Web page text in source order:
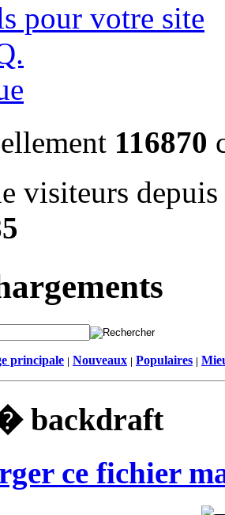
pour votre site
116870
visiteurs
principale | Nouveaux | Populaires |
backdraft
ce fichier